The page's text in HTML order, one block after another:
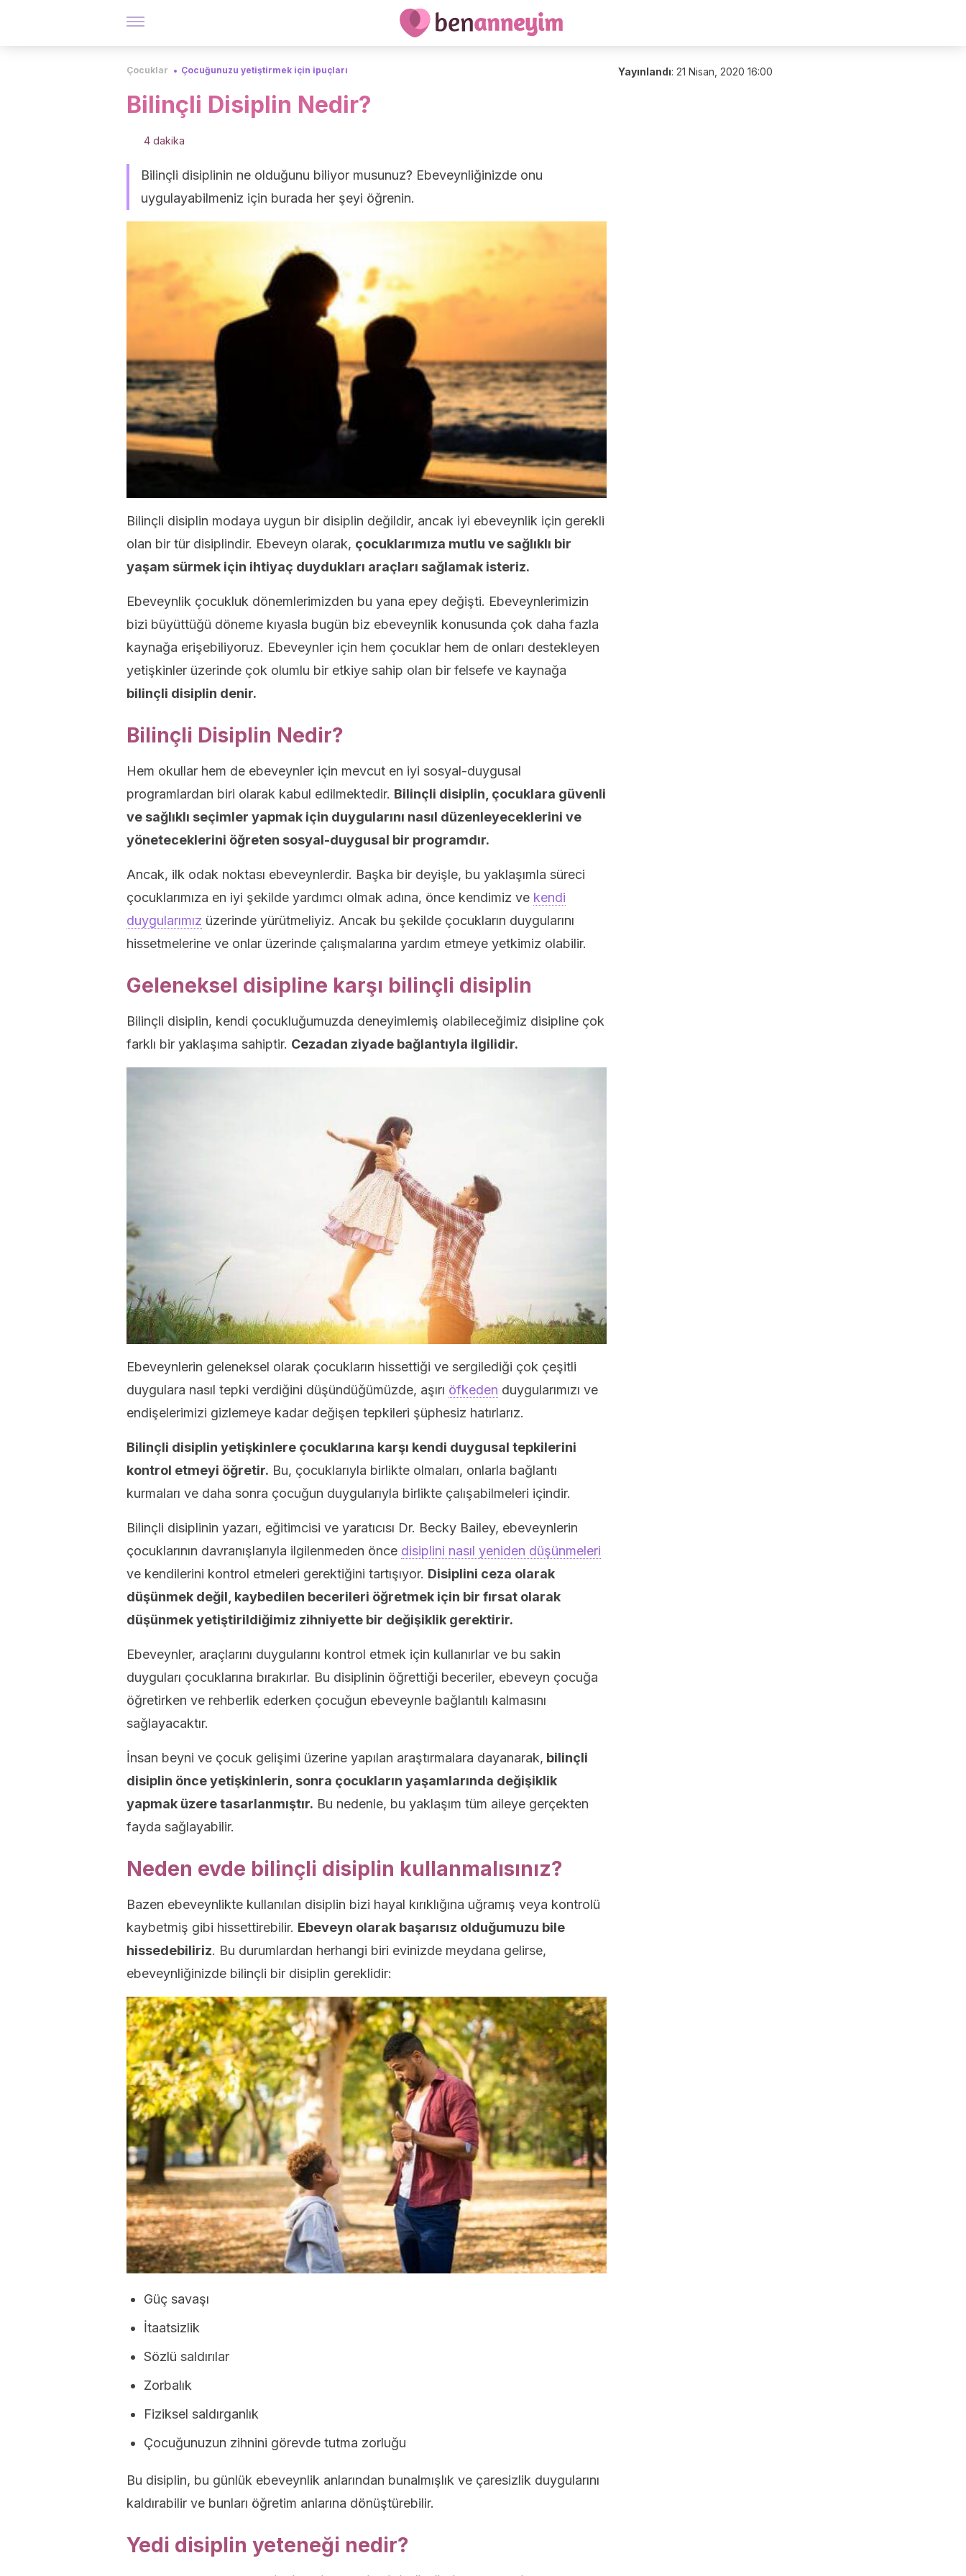
Çocuklar Çocuğunuzu yetiştirmek için ipuçları
Bilinçli Disiplin Nedir?
4 dakika
Bilinçli disiplinin ne olduğunu biliyor musunuz? Ebeveynliğinizde onu
uygulayabilmeniz için burada her şeyi öğrenin.
Bilinçli disiplin modaya uygun bir disiplin değildir, ancak iyi ebeveynlik için gerekli
olan bir tür disiplindir. Ebeveyn olarak, çocuklarımıza mutlu ve sağlıklı bir
yaşam sürmek için ihtiyaç duydukları araçları sağlamak isteriz.
Ebeveynlik çocukluk dönemlerimizden bu yana epey değişti. Ebeveynlerimizin
bizi büyüttüğü döneme kıyasla bugün biz ebeveynlik konusunda çok daha fazla
kaynağa erişebiliyoruz. Ebeveynler için hem çocuklar hem de onları destekleyen
yetişkinler üzerinde çok olumlu bir etkiye sahip olan bir felsefe ve kaynağa
bilinçli disiplin denir.
Bilinçli Disiplin Nedir?
Hem okullar hem de ebeveynler için mevcut en iyi sosyal-duygusal
programlardan biri olarak kabul edilmektedir. Bilinçli disiplin, çocuklara güvenli
ve sağlıklı seçimler yapmak için duygularını nasıl düzenleyeceklerini ve
yöneteceklerini öğreten sosyal-duygusal bir programdır.
Ancak, ilk odak noktası ebeveynlerdir. Başka bir deyişle, bu yaklaşımla süreci
çocuklarımıza en iyi şekilde yardımcı olmak adına, önce kendimiz ve kendi
duygularımız üzerinde yürütmeliyiz. Ancak bu şekilde çocukların duygularını
hissetmelerine ve onlar üzerinde çalışmalarına yardım etmeye yetkimiz olabilir.
Geleneksel disipline karşı bilinçli disiplin
Bilinçli disiplin, kendi çocukluğumuzda deneyimlemiş olabileceğimiz disipline çok
farklı bir yaklaşıma sahiptir. Cezadan ziyade bağlantıyla ilgilidir.
Ebeveynlerin geleneksel olarak çocukların hissettiği ve sergilediği çok çeşitli
duygulara nasıl tepki verdiğini düşündüğümüzde, aşırı öfkeden duygularımızı ve
endişelerimizi gizlemeye kadar değişen tepkileri şüphesiz hatırlarız.
Bilinçli disiplin yetişkinlere çocuklarına karşı kendi duygusal tepkilerini
kontrol etmeyi öğretir. Bu, çocuklarıyla birlikte olmaları, onlarla bağlantı
kurmaları ve daha sonra çocuğun duygularıyla birlikte çalışabilmeleri içindir.
Bilinçli disiplinin yazarı, eğitimcisi ve yaratıcısı Dr. Becky Bailey, ebeveynlerin
çocuklarının davranışlarıyla ilgilenmeden önce disiplini nasıl yeniden düşünmeleri
ve kendilerini kontrol etmeleri gerektiğini tartışıyor. Disiplini ceza olarak
düşünmek değil, kaybedilen becerileri öğretmek için bir fırsat olarak
düşünmek yetiştirildiğimiz zihniyette bir değişiklik gerektirir.
Ebeveynler, araçlarını duygularını kontrol etmek için kullanırlar ve bu sakin
duyguları çocuklarına bırakırlar. Bu disiplinin öğrettiği beceriler, ebeveyn çocuğa
öğretirken ve rehberlik ederken çocuğun ebeveynle bağlantılı kalmasını
sağlayacaktır.
İnsan beyni ve çocuk gelişimi üzerine yapılan araştırmalara dayanarak, bilinçli
disiplin önce yetişkinlerin, sonra çocukların yaşamlarında değişiklik
yapmak üzere tasarlanmıştır. Bu nedenle, bu yaklaşım tüm aileye gerçekten
fayda sağlayabilir.
Neden evde bilinçli disiplin kullanmalısınız?
Bazen ebeveynlikte kullanılan disiplin bizi hayal kırıklığına uğramış veya kontrolü
kaybetmiş gibi hissettirebilir. Ebeveyn olarak başarısız olduğumuzu bile
hissedebiliriz. Bu durumlardan herhangi biri evinizde meydana gelirse,
ebeveynliğinizde bilinçli bir disiplin gereklidir:
Güç savaşı
İtaatsizlik
Sözlü saldırılar
Zorbalık
Fiziksel saldırganlık
Çocuğunuzun zihnini görevde tutma zorluğu
Bu disiplin, bu günlük ebeveynlik anlarından bunalmışlık ve çaresizlik duygularını
kaldırabilir ve bunları öğretim anlarına dönüştürebilir.
Yedi disiplin yeteneği nedir?
Yayınlandı: 21 Nisan, 2020 16:00